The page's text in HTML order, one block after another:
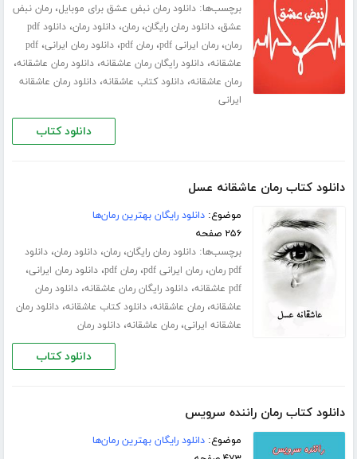
برچسب‌ها:دانلود رمان نبض عشق برای موبایل،رمان نبض
عشق،دانلود رمان رایگان،رمان،دانلود رمان،
دانلود pdf
رمان،رمان ایرانی pdf ،رمان pdf ،دانلود رمان ایرانی،pdf
عاشقانه،دانلود رایگان رمان عاشقانه،دانلود رمان عاشقانه،
رمان عاشقانه،دانلود کتاب عاشقانه،دانلود رمان عاشقانه
ایرانی
دانلود کتاب
دانلود کتاب رمان عاشقانه عسل
موضوع:دانلود رایگان بهترین رمان‌ها
۲۵۶ صفحه
برچسب‌ها:دانلود رمان رایگان،رمان،دانلود رمان،دانلود
pdf رمان
،رمان ایرانی pdf ،رمان pdf ،دانلود رمان ایرانی،
pdf عاشقانه ،دانلود رایگان رمان عاشقانه،دانلود رمان
عاشقانه،رمان عاشقانه،دانلود کتاب عاشقانه،دانلود رمان
عاشقانه ایرانی،رمان عاشقانه،دانلود رمان
دانلود کتاب
دانلود کتاب رمان راننده سرویس
موضوع:دانلود رایگان بهترین رمان‌ها